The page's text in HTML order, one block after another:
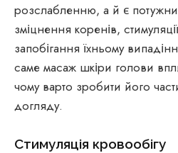
розслабленню, а й є
зміцнення коренів,
запобігання їхньому
саме масаж шкіри голови
чому варто зробити його
догляду.
Стимуляція кровообігу